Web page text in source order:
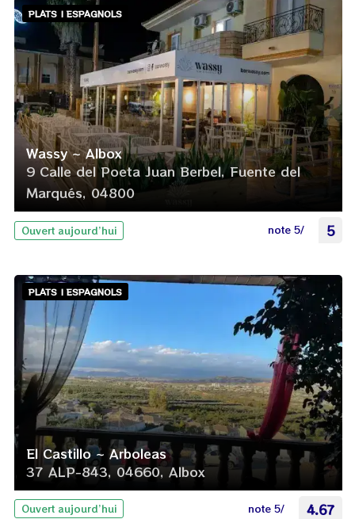
PLATS | ESPAGNOLS
Wassy ~ Albox
9 Calle del Poeta Juan Berbel, Fuente del
Marqués, 04800
Ouvert aujourd’hui note 5/ 5
PLATS | ESPAGNOLS
El Castillo ~ Arboleas
37 ALP-843, 04660, Albox
Ouvert aujourd’hui note 5/ 4.67